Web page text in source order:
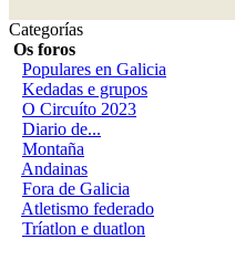
Categorías
Os foros
Populares en Galicia
Kedadas e grupos
O Circuíto 2023
Diario de...
Montaña
Andainas
Fora de Galicia
Atletismo federado
Tríatlon e duatlon